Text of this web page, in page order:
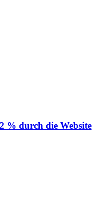
% durch die Website